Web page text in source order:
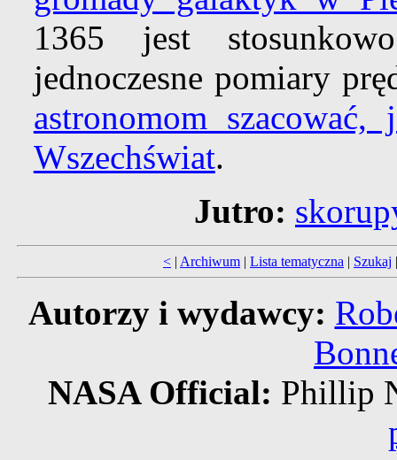
1365 jest
jednoczesne pomiary
astronomom
Wszechświat.
Jutro:
< | Archiwum | Lista tematyczna | Szukaj
Autorzy i wydawcy:
NASA Official: Phillip